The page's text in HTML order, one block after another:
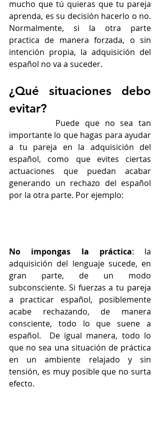
mucho que tú quieras que tu pareja
aprenda, es su decisión hacerlo o no.
Normalmente, si la otra parte
practica de manera forzada, o sin
intención propia, la adquisición del
español no va a suceder.
¿Qué situaciones debo
evitar?
importante lo que hagas para ayudar
a tu pareja en la adquisición del
español, como que evites ciertas
actuaciones que puedan acabar
generando un rechazo del español
por la otra parte. Por ejemplo:
No impongas la práctica: la
adquisición del lenguaje sucede, en
gran parte, de un modo
subconsciente. Si fuerzas a tu pareja
a practicar español, posiblemente
acabe rechazando, de manera
consciente, todo lo que suene a
español.  De igual manera, todo lo
que no sea una situación de práctica
en un ambiente relajado y sin
tensión, es muy posible que no surta
efecto.